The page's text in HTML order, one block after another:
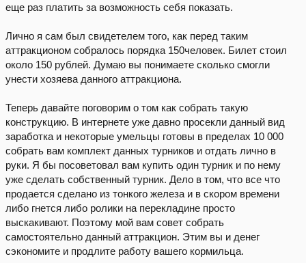
еще раз платить за возможность себя показать.
Лично я сам был свидетелем того, как перед таким
аттракционом собралось порядка 150человек. Билет стоил
около 150 рублей. Думаю вы понимаете сколько смогли
унести хозяева данного аттракциона.
Теперь давайте поговорим о том как собрать такую
конструкцию. В интернете уже давно просекли данный вид
заработка и некоторые умельцы готовы в пределах 10 000
собрать вам комплект данных турников и отдать лично в
руки. Я бы посоветовал вам купить один турник и по нему
уже сделать собственный турник. Дело в том, что все что
продается сделано из тонкого железа и в скором времени
либо гнется либо ролики на перекладине просто
выскакивают. Поэтому мой вам совет собрать
самостоятельно данный аттракцион. Этим вы и денег
сэкономите и продлите работу вашего кормильца.